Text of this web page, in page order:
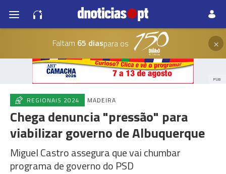
Faltam 65 diaspara os ×
PUB
REGIONAIS 2024 MADEIRA
Chega denuncia "pressão" para
viabilizar governo de Albuquerque
Miguel Castro assegura que vai chumbar
programa de governo do PSD